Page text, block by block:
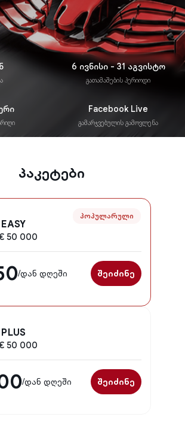
6 ივნისი - 31 აგვისტო
გათამაშების პერიოდი
Facebook Live
გამარჯვებულის გამოვლენა
პაკეტები
პოპულარული
50 000
/დან დღეში შეიძინე
50 000
/დან დღეში შეიძინე